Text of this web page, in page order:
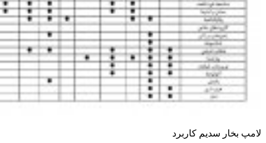
سدیم کاربرد